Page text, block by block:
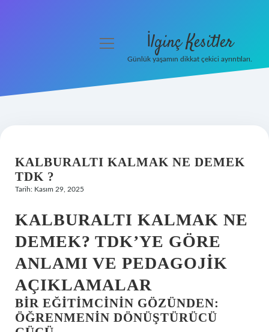
Hakkımızda
menüyü
İlginç Kesitler
Günlük yaşamın dikkat çekici ayrıntıları.
KALBURALTI KALMAK NE DEMEK
TDK ?
Tarih: Kasım 29, 2025
KALBURALTI KALMAK NE
DEMEK? TDK’YE GÖRE
ANLAMI VE PEDAGOJIK
AÇIKLAMALAR
BIR EĞITIMCININ GÖZÜNDEN:
ÖĞRENMENIN DÖNÜŞTÜRÜCÜ